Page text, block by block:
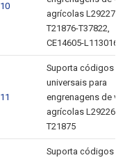
agrícolas L29227,
T21876-T37822,
CE14605-L113016
Suporta códigos
universais para
engrenagens de
agrícolas L29226,
T21875
Suporta códigos